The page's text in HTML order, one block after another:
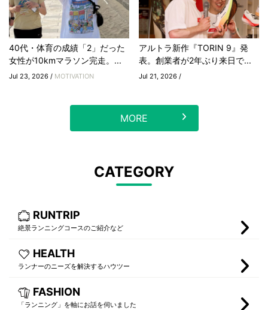
40代・体育の成績「2」だった
女性が10kmマラソン完走。...
Jul 23, 2026 / MOTIVATION
アルトラ新作『TORIN 9』発
表。創業者が2年ぶり来日で...
Jul 21, 2026 /
MORE
CATEGORY
RUNTRIP
絶景ランニングコースのご紹介など
HEALTH
ランナーのニーズを解決するハウツー
FASHION
「ランニング」を軸にお話を伺いました